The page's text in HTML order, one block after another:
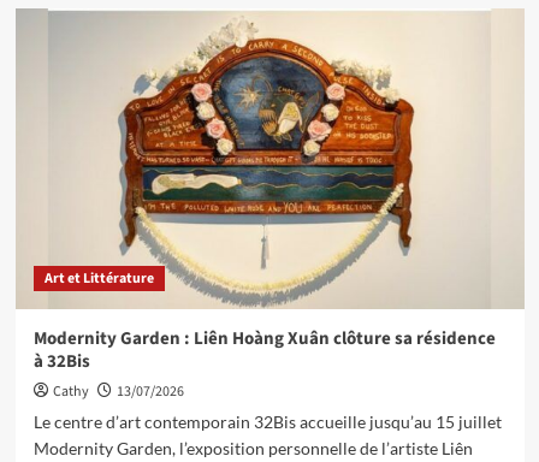
Art et Littérature
Modernity Garden : Liên Hoàng Xuân clôture sa résidence
à 32Bis
Cathy
13/07/2026
Le centre d’art contemporain 32Bis accueille jusqu’au 15 juillet
Modernity Garden, l’exposition personnelle de l’artiste Liên